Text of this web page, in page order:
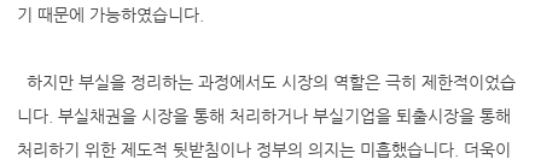
기 때문에 가능하였습니다.
하지만 부실을 정리하는 과정에서도 시장의 역할은 극히 제한적이었습
니다. 부실채권을 시장을 통해 처리하거나 부실기업을 퇴출시장을 통해
처리하기 위한 제도적 뒷받침이나 정부의 의지는 미흡했습니다. 더욱이